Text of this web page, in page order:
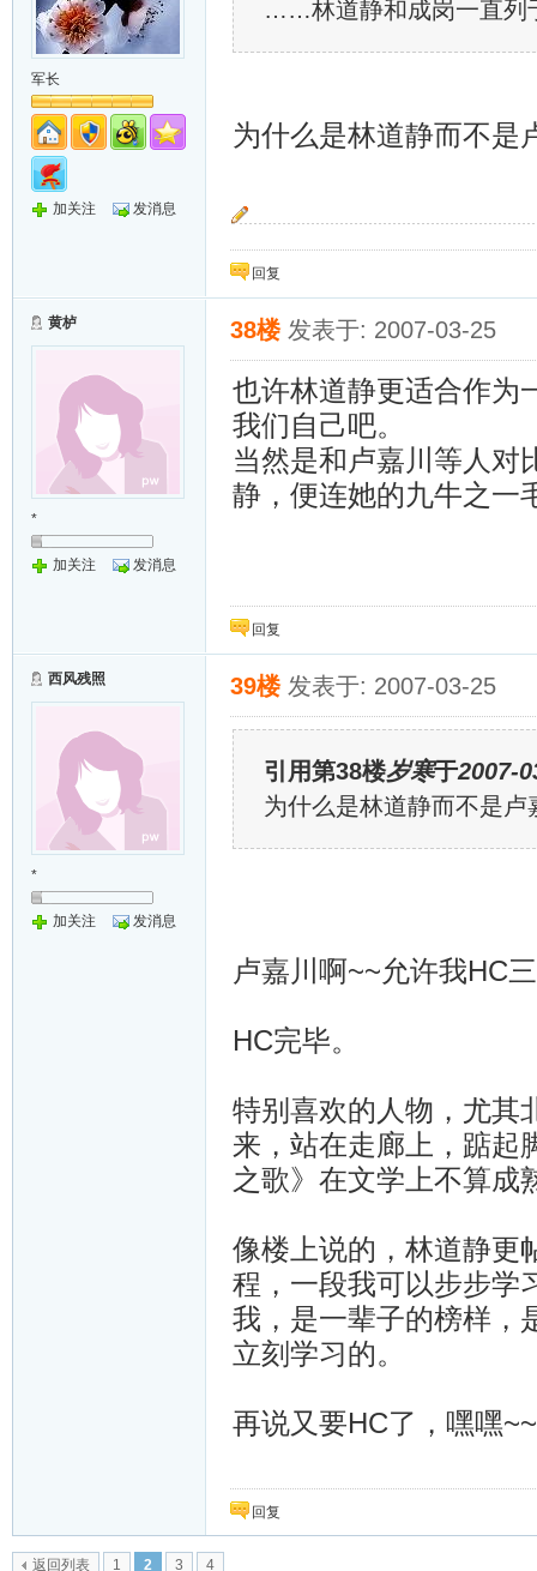
军长
加关注 发消息
……林道静和成岗一直
为什么是林道静而不是
“按预定计划，岁寒只能把大家送到这里，她
回复
黄栌
*
加关注 发消息
38楼 发表于: 2007-03-25
也许林道静更适合作为
我们自己吧。
当然是和卢嘉川等人对
静，便连她的九牛之一
回复
西风残照
*
加关注 发消息
39楼 发表于: 2007-03-25
引用第38楼岁寒于2007-
为什么是林道静而不是
卢嘉川啊~~允许我HC
HC完毕。
特别喜欢的人物，尤其
来，站在走廊上，踮起
之歌》在文学上不算成
像楼上说的，林道静更
程，一段我可以步步学
我，是一辈子的榜样，
立刻学习的。
再说又要HC了，嘿嘿~~
回复
返回列表 1 2 3 4